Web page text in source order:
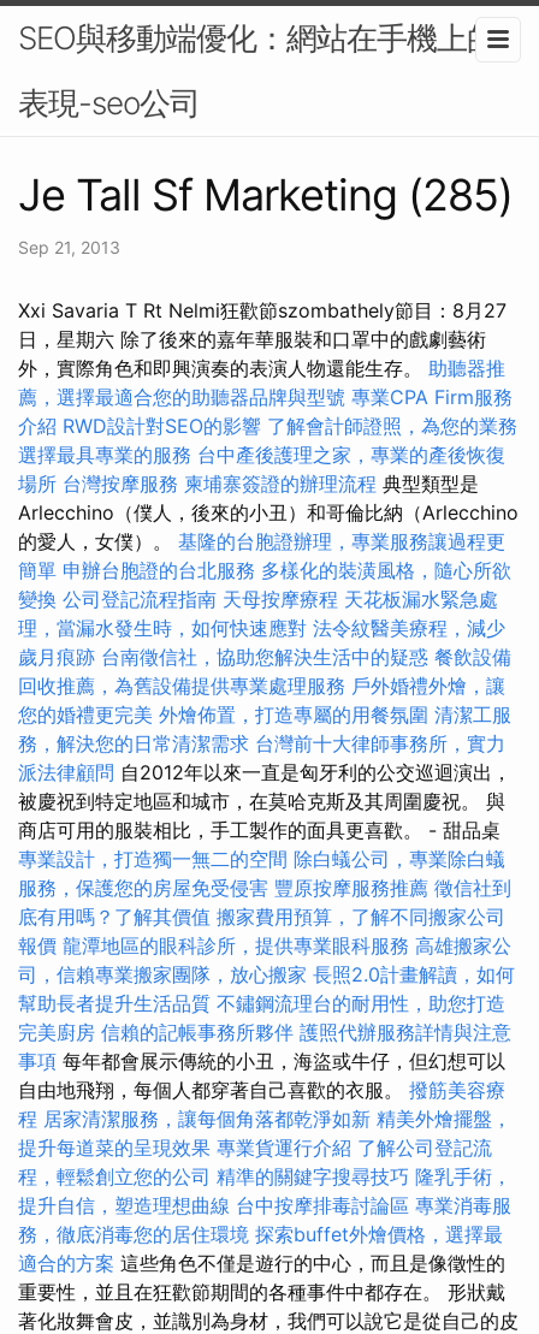
SEO與移動端優化：網站在手機上的
表現-seo公司
Je Tall Sf Marketing (285)
Sep 21, 2013
Xxi Savaria T Rt Nelmi狂歡節szombathely節目：8月27
日，星期六 除了後來的嘉年華服裝和口罩中的戲劇藝術
外，實際角色和即興演奏的表演人物還能生存。 助聽器推
薦，選擇最適合您的助聽器品牌與型號 專業CPA Firm服務
介紹 RWD設計對SEO的影響 了解會計師證照，為您的業務
選擇最具專業的服務 台中產後護理之家，專業的產後恢復
場所 台灣按摩服務 柬埔寨簽證的辦理流程 典型類型是
Arlecchino（僕人，後來的小丑）和哥倫比納（Arlecchino
的愛人，女僕）。 基隆的台胞證辦理，專業服務讓過程更
簡單 申辦台胞證的台北服務 多樣化的裝潢風格，隨心所欲
變換 公司登記流程指南 天母按摩療程 天花板漏水緊急處
理，當漏水發生時，如何快速應對 法令紋醫美療程，減少
歲月痕跡 台南徵信社，協助您解決生活中的疑惑 餐飲設備
回收推薦，為舊設備提供專業處理服務 戶外婚禮外燴，讓
您的婚禮更完美 外燴佈置，打造專屬的用餐氛圍 清潔工服
務，解決您的日常清潔需求 台灣前十大律師事務所，實力
派法律顧問 自2012年以來一直是匈牙利的公交巡迴演出，
被慶祝到特定地區和城市，在莫哈克斯及其周圍慶祝。 與
商店可用的服裝相比，手工製作的面具更喜歡。 - 甜品桌
專業設計，打造獨一無二的空間 除白蟻公司，專業除白蟻
服務，保護您的房屋免受侵害 豐原按摩服務推薦 徵信社到
底有用嗎？了解其價值 搬家費用預算，了解不同搬家公司
報價 龍潭地區的眼科診所，提供專業眼科服務 高雄搬家公
司，信賴專業搬家團隊，放心搬家 長照2.0計畫解讀，如何
幫助長者提升生活品質 不鏽鋼流理台的耐用性，助您打造
完美廚房 信賴的記帳事務所夥伴 護照代辦服務詳情與注意
事項 每年都會展示傳統的小丑，海盜或牛仔，但幻想可以
自由地飛翔，每個人都穿著自己喜歡的衣服。 撥筋美容療
程 居家清潔服務，讓每個角落都乾淨如新 精美外燴擺盤，
提升每道菜的呈現效果 專業貨運行介紹 了解公司登記流
程，輕鬆創立您的公司 精準的關鍵字搜尋技巧 隆乳手術，
提升自信，塑造理想曲線 台中按摩排毒討論區 專業消毒服
務，徹底消毒您的居住環境 探索buffet外燴價格，選擇最
適合的方案 這些角色不僅是遊行的中心，而且是像徵性的
重要性，並且在狂歡節期間的各種事件中都存在。 形狀戴
著化妝舞會皮，並識別為身材，我們可以說它是從自己的皮